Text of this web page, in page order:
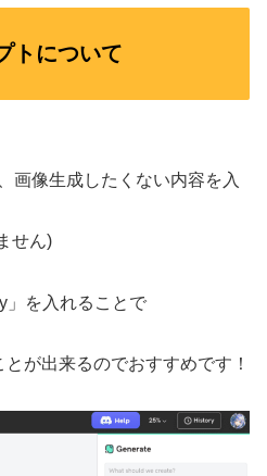
トについて
画像生成したくない内容を入
せん)
」を入れることで
が出来るのでおすすめです！